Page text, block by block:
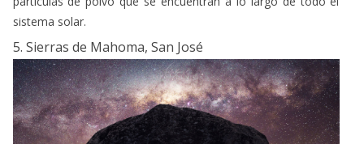
La gigantesca Piedra del Equilibrio y el centro galáctico // Fefo Bouvier
Conocido como “mar de piedra” atrae por su extensión de20
km cuadrados de formaciones rocosas,principalmente